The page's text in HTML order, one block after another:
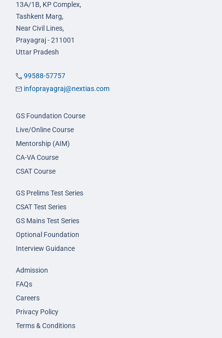
13A/1B, KP Complex,
Tashkent Marg,
Near Civil Lines,
Prayagraj - 211001
Uttar Pradesh
99588-57757
infoprayagraj@nextias.com
GS Foundation Course
Live/Online Course
Mentorship (AIM)
CA-VA Course
CSAT Course
GS Prelims Test Series
CSAT Test Series
GS Mains Test Series
Optional Foundation
Interview Guidance
Admission
FAQs
Careers
Privacy Policy
Terms & Conditions